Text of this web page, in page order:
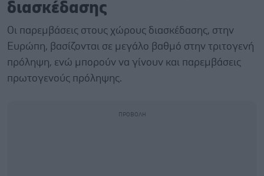
διασκέδασης
Οι παρεμβάσεις στους χώρους διασκέδασης, στην
Ευρώπη, βασίζονται σε μεγάλο βαθμό στην τριτογενή
πρόληψη, ενώ μπορούν να γίνουν και παρεμβάσεις
πρωτογενούς πρόληψης.